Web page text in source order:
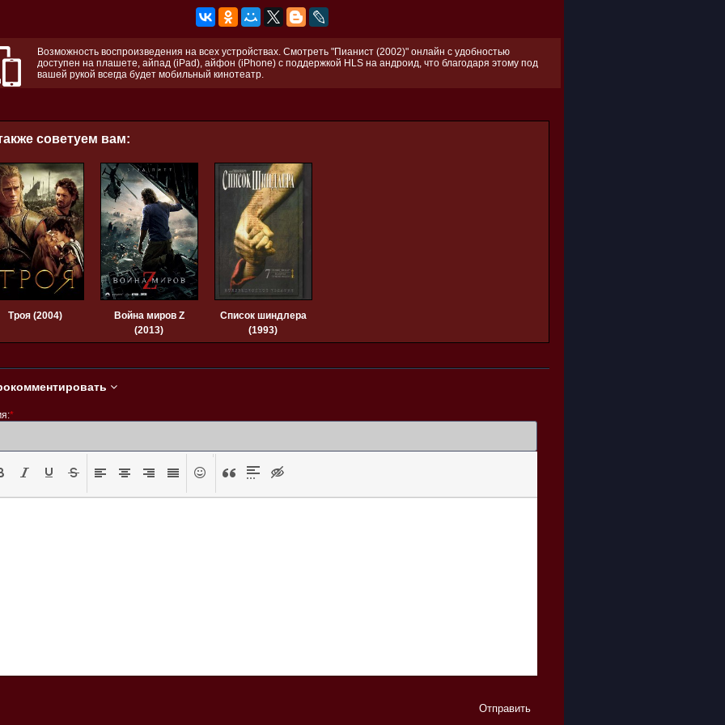
Возможность воспроизведения на всех устройствах. Смотреть "Пианист (2002)" онлайн с удобностью
доступен на плашете, айпад (iPad), айфон (iPhone) с поддержкой HLS на андроид, что благодаря этому под
вашей рукой всегда будет мобильный кинотеатр.
советуем вам:
Троя (2004)
Война миров Z
(2013)
Список шиндлера
(1993)
*
Отправить